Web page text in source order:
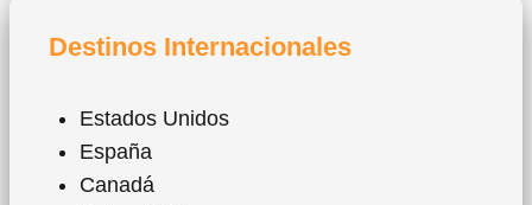
Destinos Internacionales
Estados Unidos
España
Canadá